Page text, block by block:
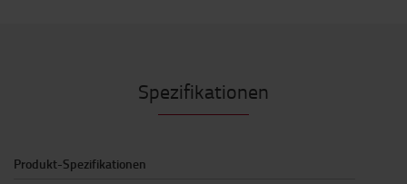
Spezifikationen
Produkt-Spezifikationen